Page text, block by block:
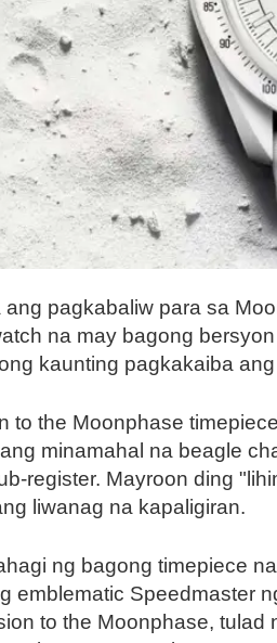
pagkabaliw para sa
na may bagong
kaunting pagkakaiba
to the Moonphase
minamahal na beagle
register. Mayroon ding
liwanag na kapaligiran.
ng bagong timepiece
emblematic Speedmaster
to the Moonphase,